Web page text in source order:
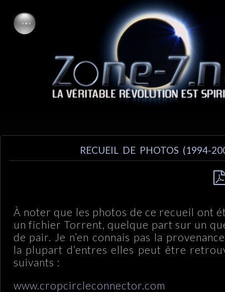
RECUEIL DE PHOTOS (1994-
À noter que les photos de ce recueil ont
un fichier Torrent, quelque part sur un
de pair. Je n’en connais pas la
la plupart d’entres elles peut être
suivants :
www.cropcircleconnector.com